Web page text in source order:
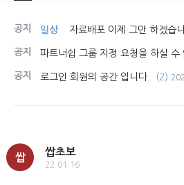
공지 일상 자료배포 이제 그만 하겠습
공지 파트너쉽 그룹 지정 요청을 하실 수
공지 로그인 회원의 공간 입니다. (2)
쌉
쌉초보
22.01.16